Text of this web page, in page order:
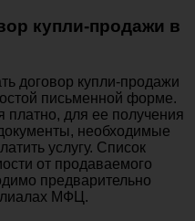
купли-продажи в
договор купли-продажи
письменной форме.
платно, для ее получения
необходимые
услугу. Список
от продаваемого
предварительно
МФЦ.